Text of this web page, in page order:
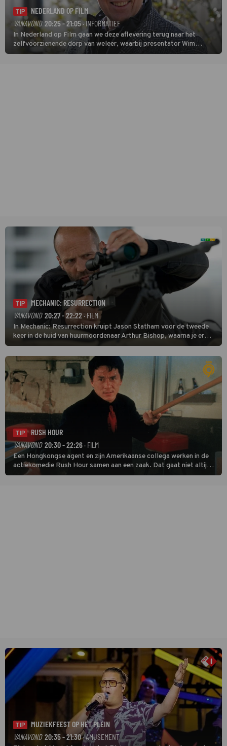
TIP
NEDERLAND OP FILM
VANAVOND 20:25 - 21:05· INFORMATIEF
In Nederland op Film gaan we deze aflevering terug naar het
zelfvoorzienende dorp van weleer, waarbij presentator Wim
Daniëls de kijkers meeneemt op reis door de tijd aan de hand van
TIP
MECHANIC: RESURRECTION
VANAVOND 20:27 - 22:22· FILM
In Mechanic: Resurrection kruipt Jason Statham voor de tweede
keer in de huid van huurmoordenaar Arthur Bishop, waarna je er
donder op kunt zeggen dat er van Bishops geplande pensioen niet
veel terechtkomt.
TIP
RUSH HOUR
VANAVOND 20:30 - 22:26 · FILM
Een Hongkongse agent en zijn Amerikaanse collega werken in de
actiekomedie Rush Hour samen aan een zaak. Dat gaat niet altijd
van een leien dakje.
TIP
MUZIEKFEEST OP HET PLEIN
VANAVOND 20:35 - 21:30· AMUSEMENT